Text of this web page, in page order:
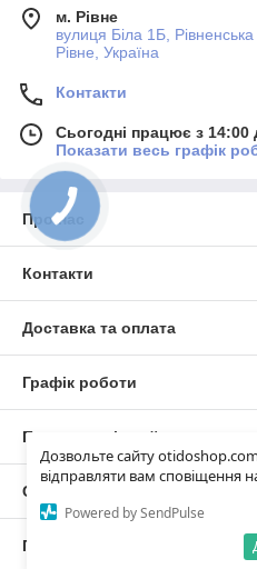
Дозвольте сайту
відправляти вам сповіщення
Powered by SendPulse
м. Рівне
вулиця Біла 1Б, Рівненська
Рівне, Україна
Контакти
Сьогодні працює з 14:00
Показати весь графік
Про нас
Контакти
Доставка та оплата
Графік роботи
Повна версія сайту
Сайт створено на
Політика конфіденційності